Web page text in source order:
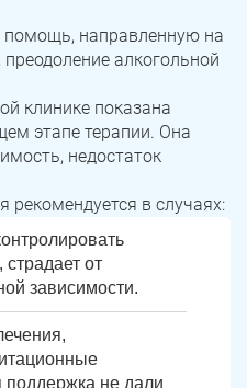
направленную на
алкогольной
клинике показана
этапе терапии. Она
недостаток
рекомендуется в случаях:
страдает от
зависимости.
поддержка не дали